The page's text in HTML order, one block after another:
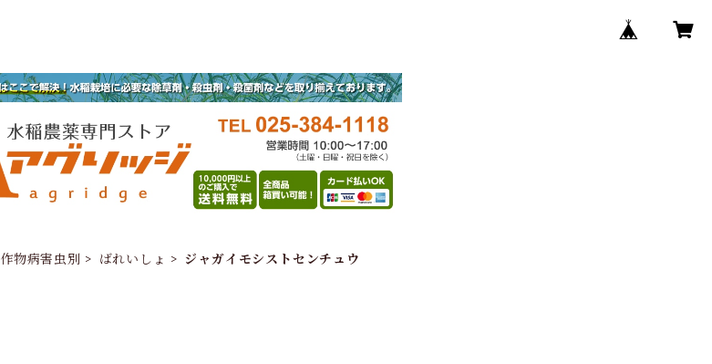
作物病害虫別 ばれいしょ ジャガイモシストセンチュウ